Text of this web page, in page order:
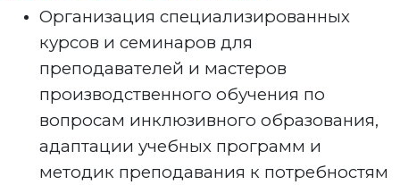
Организация специализированных
курсов и семинаров для
преподавателей и мастеров
производственного обучения по
вопросам инклюзивного образования,
адаптации учебных программ и
методик преподавания к потребностям